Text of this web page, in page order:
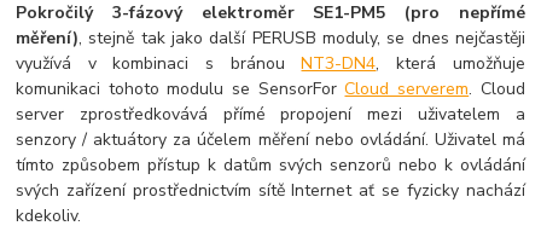
Pokročilý 3-fázový elektroměr SE1-PM5 (pro nepřímé
měření), stejně tak jako další PERUSB moduly, se dnes nejčastěji
využívá v kombinaci s bránouNT3-DN4, která umožňuje
komunikaci tohoto modulu se SensorForCloud serverem. Cloud
server zprostředkovává přímé propojení mezi uživatelem a
senzory / aktuátory za účelem měření nebo ovládání. Uživatel má
tímto způsobem přístup k datům svých senzorů nebo k ovládání
svých zařízení prostřednictvím sítě Internet ať se fyzicky nachází
kdekoliv.